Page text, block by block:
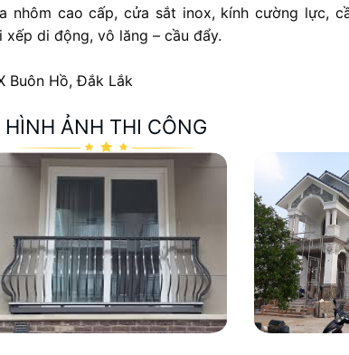
nhôm cao cấp, cửa sắt inox, kính cường lực,
di động, vô lăng – cầu đẩy.
Buôn Hồ, Đắk Lắk
HÌNH ẢNH THI CÔNG